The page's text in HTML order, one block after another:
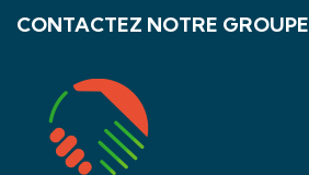
CONTACTEZ NOTRE GROUPE